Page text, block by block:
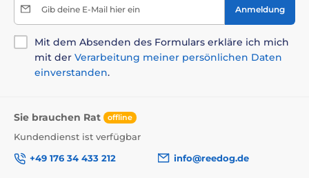
Gib deine E-Mail hier ein Anmeldung
Mit dem Absenden des Formulars erkläre ich mich
mit der Verarbeitung meiner persönlichen Daten
einverstanden.
Sie brauchen Rat offline
Kundendienst ist verfügbar
+49 176 34 433 212
info@reedog.de